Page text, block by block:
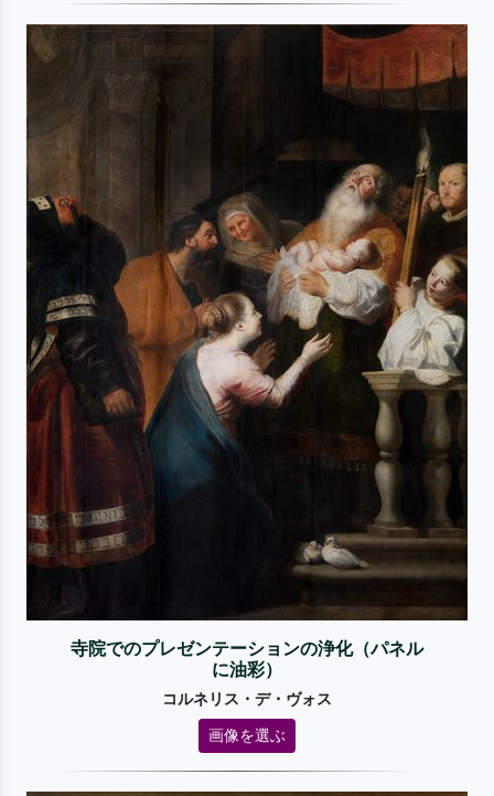
寺院でのプレゼンテーションの浄化（パネル
に油彩）
コルネリス・デ・ヴォス
画像を選ぶ